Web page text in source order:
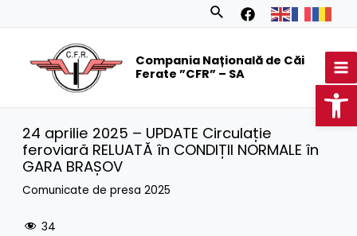
Search
Compania Națională de Căi
Ferate ”CFR” – SA
24 aprilie 2025 – UPDATE Circulație
feroviară RELUATĂ în CONDIȚII NORMALE în
GARA BRAȘOV
Comunicate de presa 2025
34